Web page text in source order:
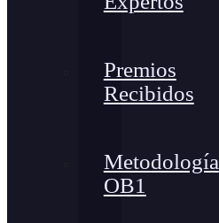
Premios
Recibidos
Metodología
OB1